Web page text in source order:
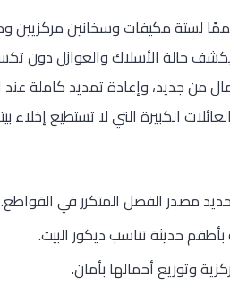
لستة مكيفات وسخانين مركزيين
حالة الأسلاك والعوازل دون
من جديد، وإعادة تمديد كاملة
الكبيرة التي لا تستطيع إخلاء
مصدر الفصل المتكرر في القواطع.
حديثة تناسب ديكور البيت.
وتوزيع أحمالها بأمان.